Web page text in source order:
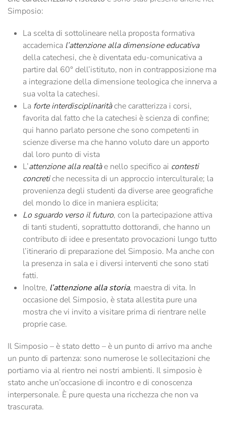
Simposio:
La scelta di sottolineare nella proposta formativa
accademica l’attenzione alla dimensione educativa
della catechesi, che è diventata edu-comunicativa a
partire dal 60° dell’istituto, non in contrapposizione ma
a integrazione della dimensione teologica che innerva a
sua volta la catechesi.
La forte interdisciplinaritàche caratterizza i corsi,
favorita dal fatto che la catechesi è scienza di confine;
qui hanno parlato persone che sono competenti in
scienze diverse ma che hanno voluto dare un apporto
dal loro punto di vista
L’attenzione alla realtàe nello specifico ai contesti
concretiche necessita di un approccio interculturale; la
provenienza degli studenti da diverse aree geografiche
del mondo lo dice in maniera esplicita;
Lo sguardo verso il futuro, con la partecipazione attiva
di tanti studenti, soprattutto dottorandi, che hanno un
contributo di idee e presentato provocazioni lungo tutto
l’itinerario di preparazione del Simposio. Ma anche con
la presenza in sala e i diversi interventi che sono stati
fatti.
Inoltre, l’attenzione alla storia, maestra di vita. In
occasione del Simposio, è stata allestita pure una
mostra che vi invito a visitare prima di rientrare nelle
proprie case.
Il Simposio – è stato detto – è un punto di arrivo ma anche
un punto di partenza: sono numerose le sollecitazioni che
portiamo via al rientro nei nostri ambienti. Il simposio è
stato anche un’occasione di incontro e di conoscenza
interpersonale. È pure questa una ricchezza che non va
trascurata.